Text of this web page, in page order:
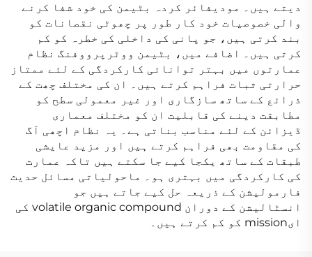
دیتے ہیں۔ مودیفائر کردہ بٹیمن کی خود شفا کرنے
والی خصوصیات خود کار طور پر چھوٹی نقصانات کو
بند کرتی ہیں، جو پانی کی داخلی کی خطرہ کو کم
کرتی ہیں۔ اضافے میں، بٹیمن ووٹرپرووفنگ نظام
عمارتوں میں بہتر توانائی کارکردگی کے لئے ممتاز
حرارتی ثبات فراہم کرتے ہیں۔ ان کی مختلف چھت کے
ذرائع کے ساتھ سازگاری اور غیر معمولی سطح کو
مطابقت دینے کی قابلیت ان کو مختلف معماری
ڈیزائن کے لئے مناسب بناتی ہے۔ یہ نظام اچھی آگ
کی مقاومت بھی فراہم کرتے ہیں اور مزید عایشی
طبقات کے ساتھ یکجا کیے جا سکتے ہیں تاکہ عمارت
کی کارکردگی میں بہتری ہو۔ ماحولیاتی مسائل حديث
فارمولیشن کے ذریعہ حل کیے جاتے ہیں جو
انسٹالیشن کے دوران volatile organic compound کی
ایmission کو کم کرتے ہیں۔